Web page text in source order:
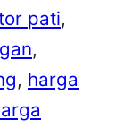
pati
, harga